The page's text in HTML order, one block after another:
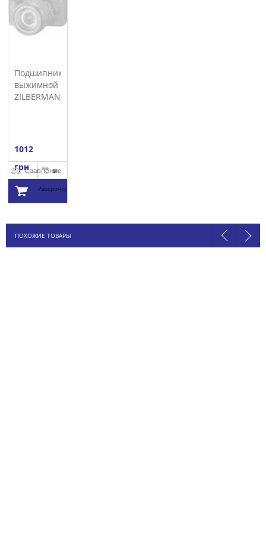
Подшипник
выжимной
ZILBERMANN
1012
грнСравнение
В
Рассрочку
корзину
ПОХОЖИЕ ТОВАРЫ